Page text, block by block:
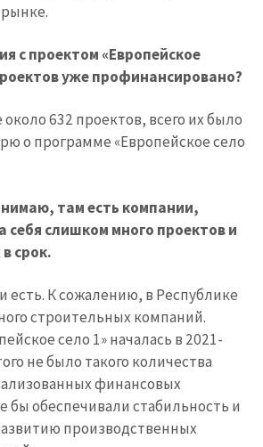
с проектом «Европейское
уже профинансировано?
632 проектов, всего их было
о программе «Европейское село
там есть компании,
себя слишком много проектов и
срок.
есть. К сожалению, в Республике
строительных компаний.
село 1» началась в 2021-
не было такого количества
финансовых
бы обеспечивали стабильность и
производственных